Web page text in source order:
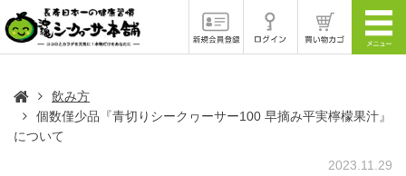
飲み方
個数僅少品『青切りシークヮーサー100 早摘み平実檸檬果汁』
について
2023.11.29